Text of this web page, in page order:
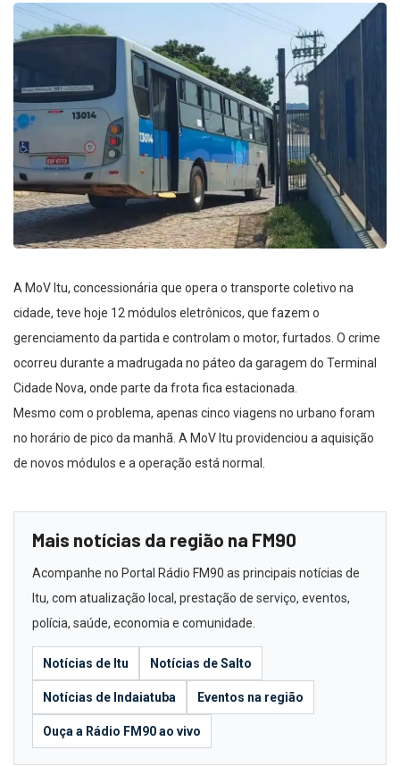
A MoV Itu, concessionária que opera o transporte coletivo na
cidade, teve hoje 12 módulos eletrônicos, que fazem o
gerenciamento da partida e controlam o motor, furtados. O crime
ocorreu durante a madrugada no páteo da garagem do Terminal
Cidade Nova, onde parte da frota fica estacionada.
Mesmo com o problema, apenas cinco viagens no urbano foram
no horário de pico da manhã. A MoV Itu providenciou a aquisição
de novos módulos e a operação está normal.
Mais notícias da região na FM90
Acompanhe no Portal Rádio FM90 as principais notícias de
Itu, com atualização local, prestação de serviço, eventos,
polícia, saúde, economia e comunidade.
Notícias de Itu Notícias de Salto
Notícias de Indaiatuba Eventos na região
Ouça a Rádio FM90 ao vivo